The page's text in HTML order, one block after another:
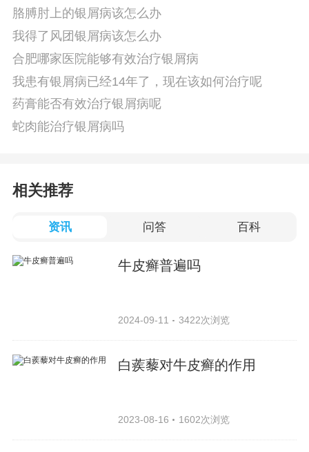
胳膊肘上的银屑病该怎么办
我得了风团银屑病该怎么办
合肥哪家医院能够有效治疗银屑病
我患有银屑病已经14年了，现在该如何治疗呢
药膏能否有效治疗银屑病呢
蛇肉能治疗银屑病吗
相关推荐
资讯 问答 百科
牛皮癣普遍吗
2024-09-11 3422次浏览
白蒺藜对牛皮癣的作用
2023-08-16 1602次浏览